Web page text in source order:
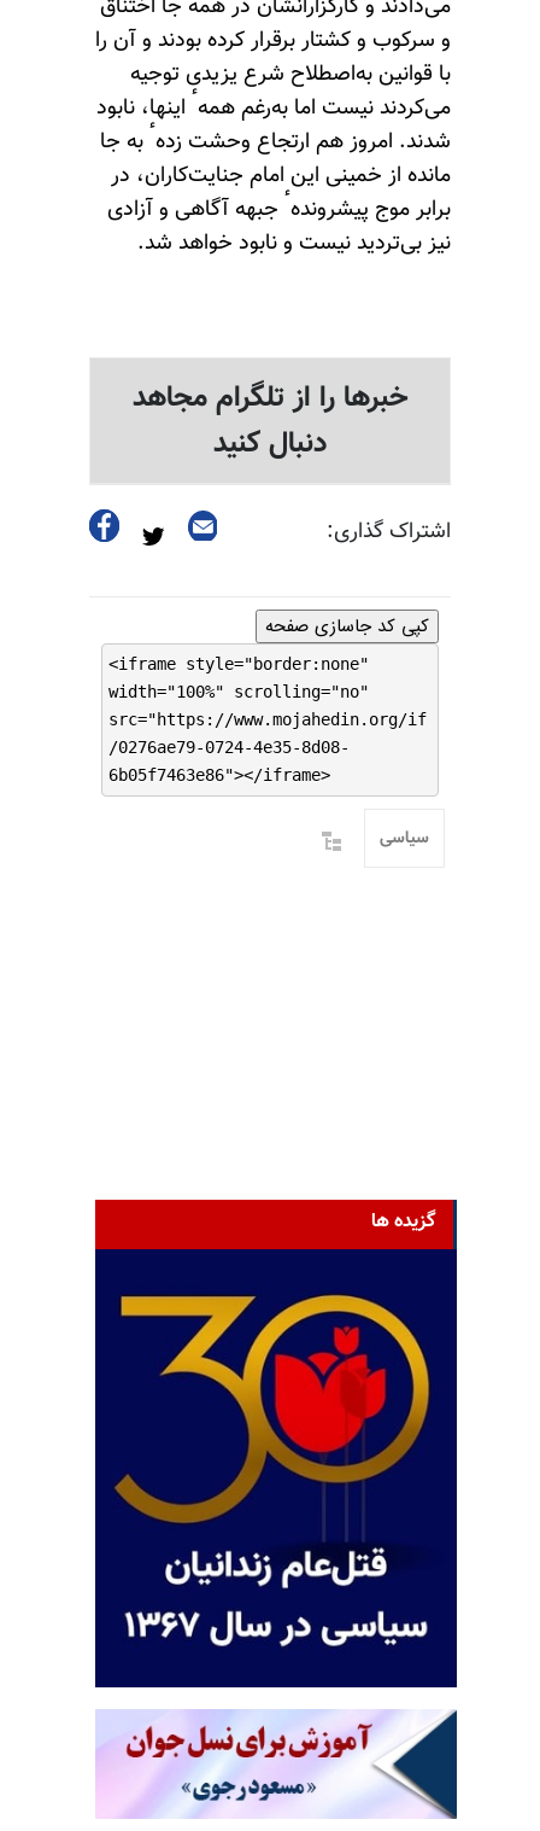
می‌دادند و کارگزارانشان در همه جا اختناق
و سرکوب و کشتار برقرار کرده بودند و آن را
با قوانین به‌اصطلاح شرع یزیدی توجیه
می‌کردند نیست اما به‌رغم همهٴ اینها، نابود
شدند. امروز هم ارتجاع وحشت زدهٴ به جا
مانده از خمینی این امام جنایت‌کاران، در
برابر موج پیشروندهٴ جبهه آگاهی و آزادی
نیز بی‌تردید نیست و نابود خواهد شد.
خبرها را از تلگرام مجاهد
دنبال کنید
اشتراک گذاری:
کپی کد جاسازی صفحه
<iframe style="border:none"
width="100%" scrolling="no"
src="https://www.mojahedin.org/if
/0276ae79-0724-4e35-8d08-
6b05f7463e86"></iframe>
سیاسی
گزیده ها